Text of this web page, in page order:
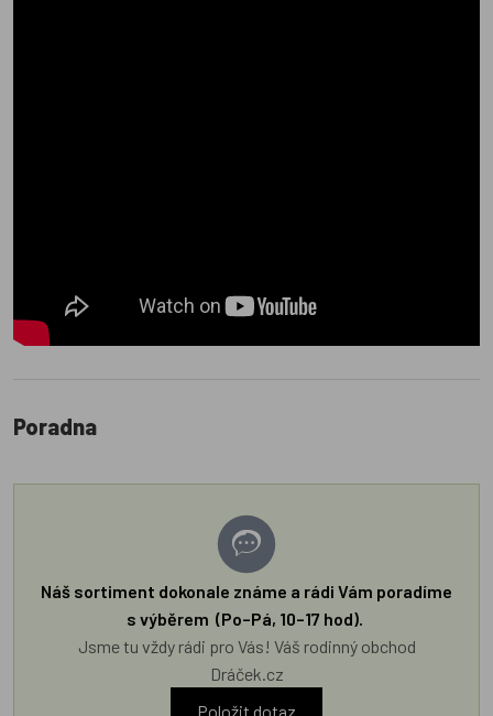
Poradna
Náš sortiment dokonale známe a rádi Vám poradíme
s výběrem (Po–Pá, 10–17 hod).
Jsme tu vždy rádi pro Vás! Váš rodinný obchod
Dráček.cz
Položit dotaz